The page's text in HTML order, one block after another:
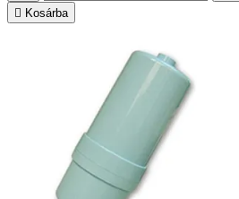
 Kosárba